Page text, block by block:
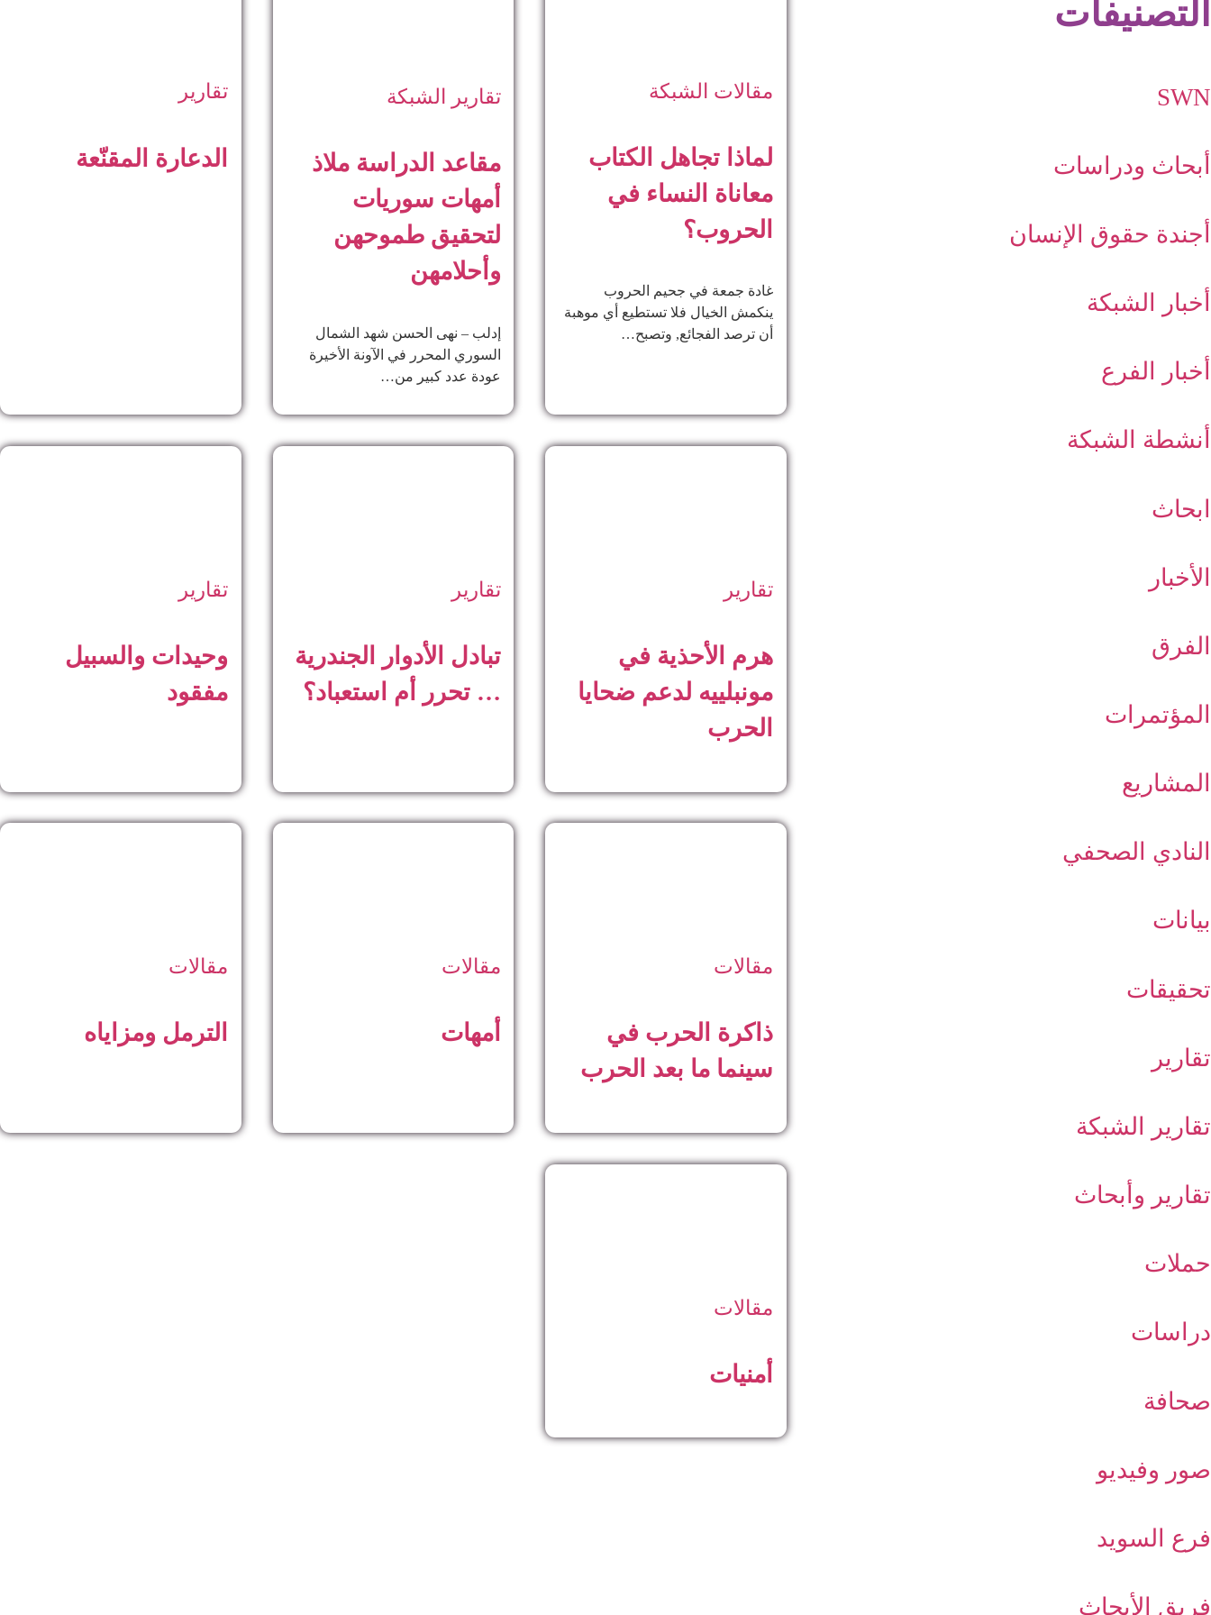
التصنيفات
SWN
أبحاث ودراسات
أجندة حقوق الإنسان
أخبار الشبكة
أخبار الفرع
أنشطة الشبكة
ابحاث
الأخبار
الفرق
المؤتمرات
المشاريع
النادي الصحفي
بيانات
تحقيقات
تقارير
تقارير الشبكة
تقارير وأبحاث
حملات
دراسات
صحافة
صور وفيديو
فرع السويد
فريق الأبحاث
مقالات الشبكة
لماذا تجاهل الكتاب
معاناة النساء في
الحروب؟
غادة جمعة في جحيم الحروب
ينكمش الخيال فلا تستطيع أي موهبة
أن ترصد الفجائع, وتصبح…
تقارير الشبكة
مقاعد الدراسة ملاذ
أمهات سوريات
لتحقيق طموحهن
وأحلامهن
إدلب – نهى الحسن شهد الشمال
السوري المحرر في الآونة الأخيرة
عودة عدد كبير من…
تقارير
الدعارة المقنّعة
تقارير
هرم الأحذية في
مونبلييه لدعم ضحايا
الحرب
تقارير
تبادل الأدوار الجندرية
… تحرر أم استعباد؟
تقارير
وحيدات والسبيل
مفقود
مقالات
ذاكرة الحرب في
سينما ما بعد الحرب
مقالات
أمهات
مقالات
الترمل ومزاياه
مقالات
أمنيات